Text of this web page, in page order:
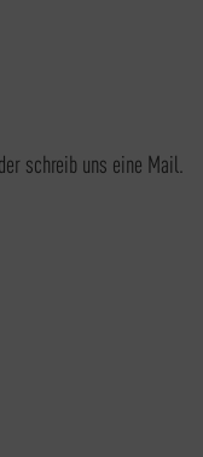
schreib uns eine Mail.